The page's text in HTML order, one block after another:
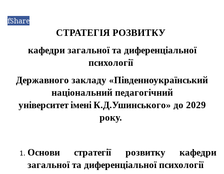
fShare
СТРАТЕГІЯ РОЗВИТКУ
кафедри загальної та диференціальної
психології
Державного закладу «Південноукраїнський
національний педагогічний
університет імені К.Д.Ушинського» до 2029
року.
Основи стратегії розвитку кафедри
загальної та диференціальної психології